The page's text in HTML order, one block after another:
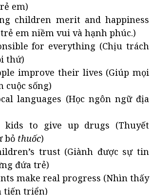
em)
children merit and happiness
em niềm vui và hạnh phúc.)
for everything (Chịu trách
thứ)
improve their lives (Giúp mọi
cuộc sống)
languages (Học ngôn ngữ địa
kids to give up drugs (Thuyết
bỏ thuốc)
trust (Giành được sự tin
đứa trẻ)
make real progress (Nhìn thấy
tiến triển)